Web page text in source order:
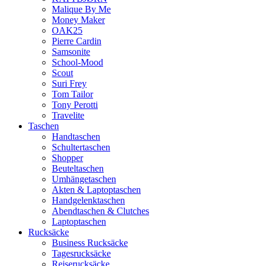
Malique By Me
Money Maker
OAK25
Pierre Cardin
Samsonite
School-Mood
Scout
Suri Frey
Tom Tailor
Tony Perotti
Travelite
Taschen
Handtaschen
Schultertaschen
Shopper
Beuteltaschen
Umhängetaschen
Akten & Laptoptaschen
Handgelenktaschen
Abendtaschen & Clutches
Laptoptaschen
Rucksäcke
Business Rucksäcke
Tagesrucksäcke
Reiserucksäcke